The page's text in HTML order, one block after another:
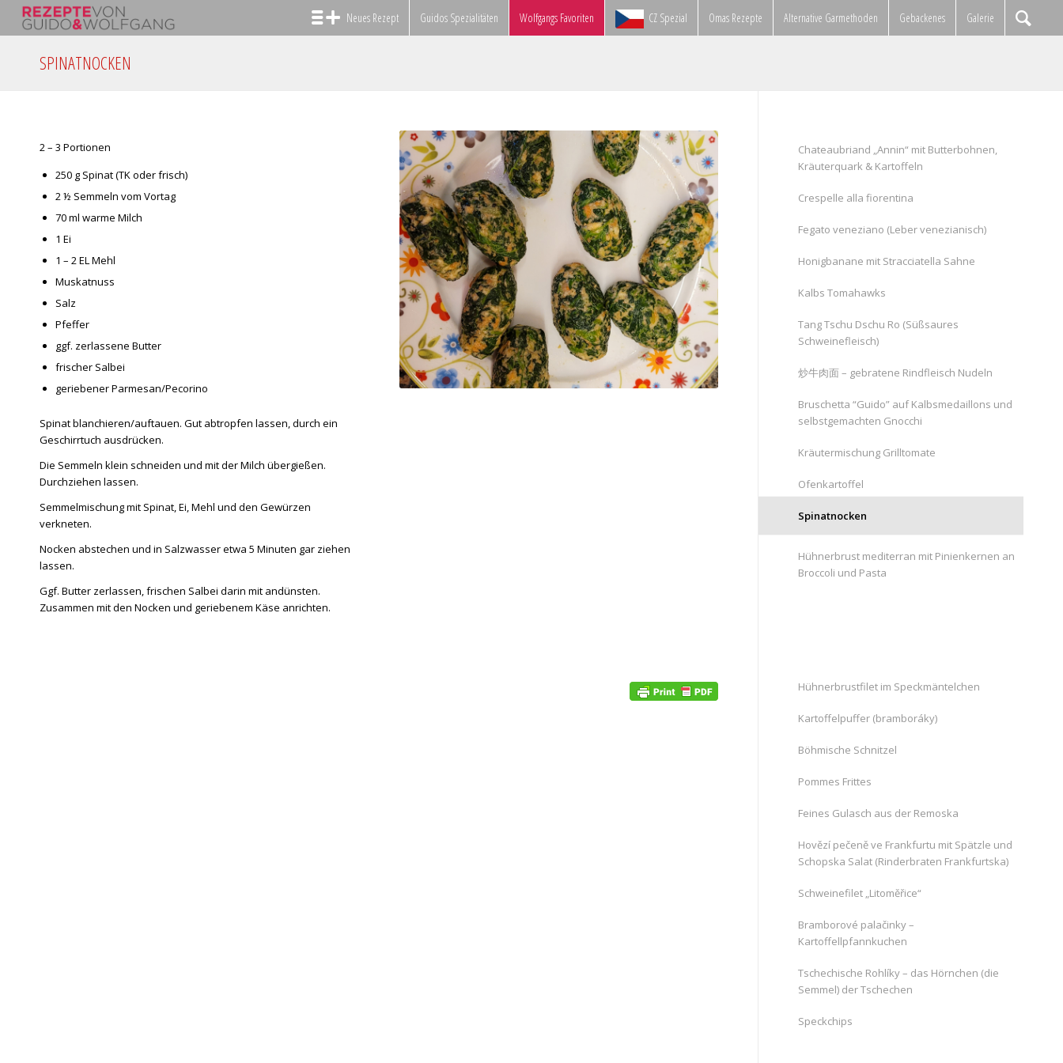
Neues Rezept Guidos Spezialitäten Wolfgangs Favoriten CZ Spezial Omas Rezepte Alternative Garmethoden Gebackenes Galerie
SPINATNOCKEN
2 – 3 Portionen
250 g Spinat (TK oder frisch)
2 ½ Semmeln vom Vortag
70 ml warme Milch
1 Ei
1 – 2 EL Mehl
Muskatnuss
Salz
Pfeffer
ggf. zerlassene Butter
frischer Salbei
geriebener Parmesan/Pecorino
Spinat blanchieren/auftauen. Gut abtropfen lassen, durch ein
Geschirrtuch ausdrücken.
Die Semmeln klein schneiden und mit der Milch übergießen.
Durchziehen lassen.
Semmelmischung mit Spinat, Ei, Mehl und den Gewürzen
verkneten.
Nocken abstechen und in Salzwasser etwa 5 Minuten gar ziehen
lassen.
Ggf. Butter zerlassen, frischen Salbei darin mit andünsten.
Zusammen mit den Nocken und geriebenem Käse anrichten.
Chateaubriand „Annin“ mit Butterbohnen,
Kräuterquark & Kartoffeln
Crespelle alla fiorentina
Fegato veneziano (Leber venezianisch)
Honigbanane mit Stracciatella Sahne
Kalbs Tomahawks
Tang Tschu Dschu Ro (Süßsaures
Schweinefleisch)
炒牛肉面 – gebratene Rindfleisch Nudeln
Bruschetta “Guido” auf Kalbsmedaillons und
selbstgemachten Gnocchi
Kräutermischung Grilltomate
Ofenkartoffel
Spinatnocken
Hühnerbrust mediterran mit Pinienkernen an
Broccoli und Pasta
Hühnerbrustfilet im Speckmäntelchen
Kartoffelpuffer (bramboráky)
Böhmische Schnitzel
Pommes Frittes
Feines Gulasch aus der Remoska
Hovězí pečeně ve Frankfurtu mit Spätzle und
Schopska Salat (Rinderbraten Frankfurtska)
Schweinefilet „Litoměřice“
Bramborové palačinky –
Kartoffellpfannkuchen
Tschechische Rohlíky – das Hörnchen (die
Semmel) der Tschechen
Speckchips